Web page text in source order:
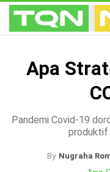
Apa
Pandemi Covid-19
produktif
By Nugraha